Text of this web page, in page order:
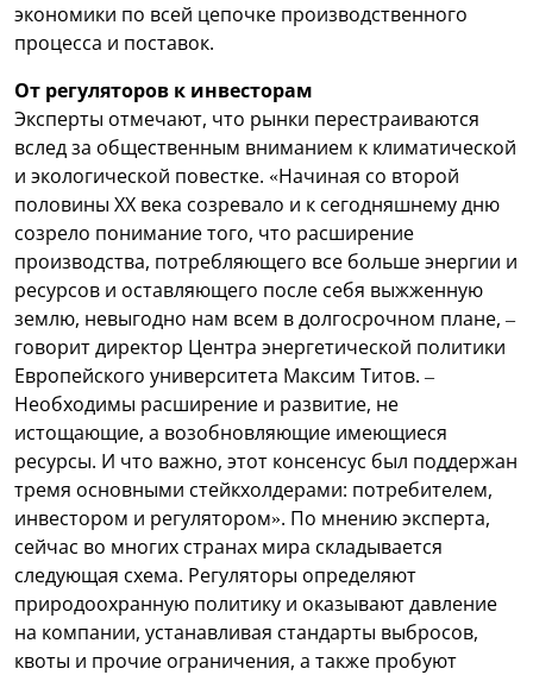
экономики по всей цепочке производственного
процесса и поставок.
От регуляторов к инвесторам
Эксперты отмечают, что рынки перестраиваются
вслед за общественным вниманием к климатической
и экологической повестке. «Начиная со второй
половины XX века созревало и к сегодняшнему дню
созрело понимание того, что расширение
производства, потребляющего все больше энергии и
ресурсов и оставляющего после себя выжженную
землю, невыгодно нам всем в долгосрочном плане, –
говорит директор Центра энергетической политики
Европейского университета Максим Титов. –
Необходимы расширение и развитие, не
истощающие, а возобновляющие имеющиеся
ресурсы. И что важно, этот консенсус был поддержан
тремя основными стейкхолдерами: потребителем,
инвестором и регулятором». По мнению эксперта,
сейчас во многих странах мира складывается
следующая схема. Регуляторы определяют
природоохранную политику и оказывают давление
на компании, устанавливая стандарты выбросов,
квоты и прочие ограничения, а также пробуют